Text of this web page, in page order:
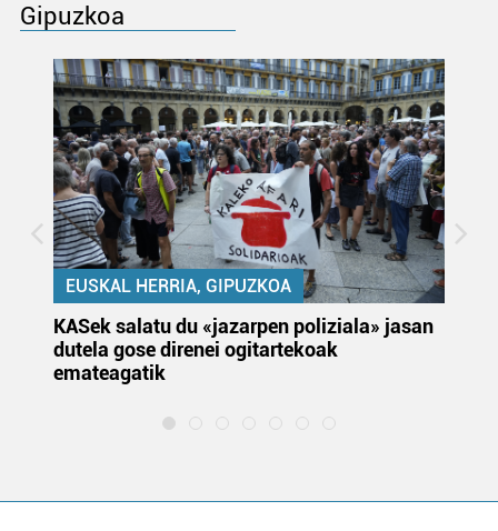
Gipuzkoa
EUSKAL HERRIA, GIPUZKOA
KASek salatu du «jazarpen poliziala» jasan
dutela gose direnei ogitartekoak
emateagatik